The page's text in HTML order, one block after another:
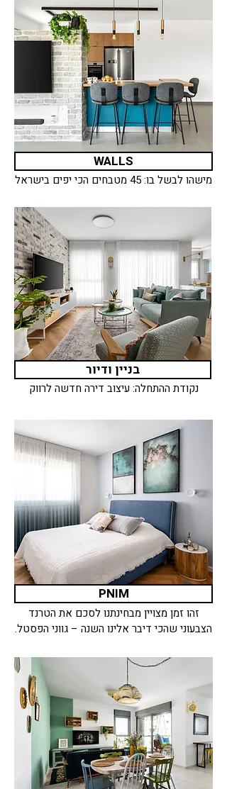
WALLS
מישהו לבשל בו: 45 מטבחים הכי יפים בישראל
בניין ודיור
נקודת ההתחלה: עיצוב דירה חדשה לרווק
PNIM
זהו זמן מצויין מבחינתנו לסכם את הטרנד
הצבעוני שהכי דיבר אלינו השנה – גווני הפסטל.